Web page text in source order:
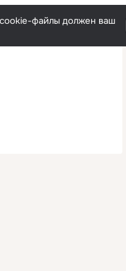
cookie-файлы должен ваш